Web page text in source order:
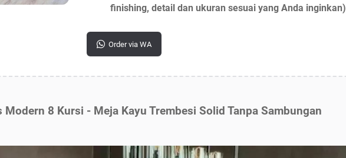
finishing, detail dan ukuran sesuai yang Anda inginkan)
Order via WA
8 Kursi - Meja Kayu Trembesi Solid Tanpa Sambungan